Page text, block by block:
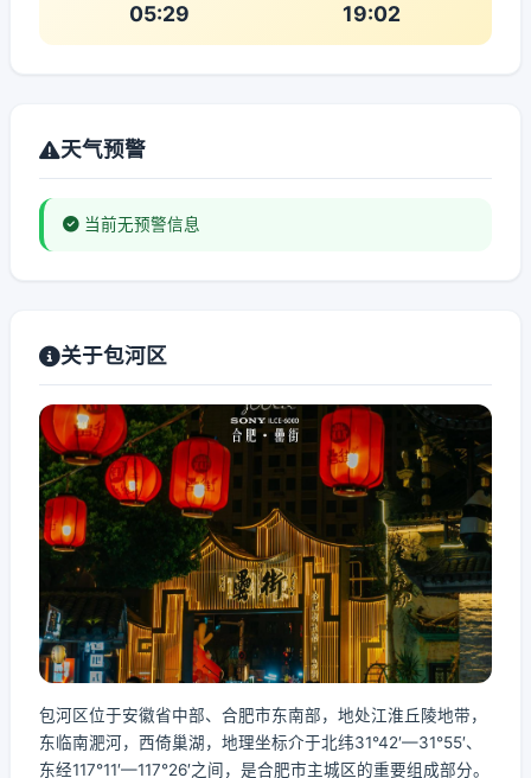
05:29 19:02
天气预警
当前无预警信息
关于包河区
包河区位于安徽省中部、合肥市东南部，地处江淮丘陵地带，
东临南淝河，西倚巢湖，地理坐标介于北纬31°42′—31°55′、
东经117°11′—117°26′之间，是合肥市主城区的重要组成部分。